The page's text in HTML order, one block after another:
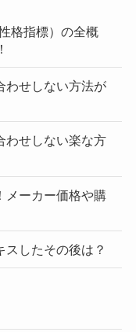
格指標）の全概
わせしない方法が
わせしない楽な方
メーカー価格や購
したその後は？